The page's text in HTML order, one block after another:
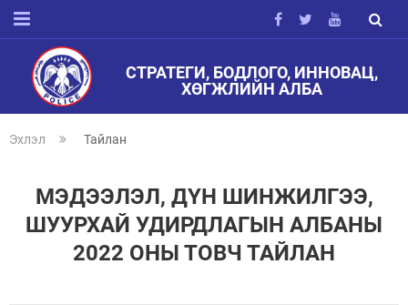
СТРАТЕГИ, БОДЛОГО, ИННОВАЦ,
ХӨГЖЛИЙН АЛБА
Эхлэл Тайлан
МЭДЭЭЛЭЛ, ДҮН ШИНЖИЛГЭЭ,
ШУУРХАЙ УДИРДЛАГЫН АЛБАНЫ
2022 ОНЫ ТОВЧ ТАЙЛАН